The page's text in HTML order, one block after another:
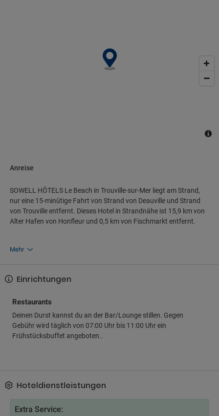
Anreise
SOWELL HÔTELS Le Beach in Trouville-sur-Mer liegt am Strand,
nur eine 15-minütige Fahrt von Strand von Deauville und Strand
von Trouville entfernt. Dieses Hotel in Strandnähe ist 15,9 km von
Alter Hafen von Honfleur und 0,5 km von Fischmarkt entfernt.
Mehr
Einrichtungen
Restaurants
Deinen Durst kannst du an der Bar/Lounge stillen. Gegen
Gebühr wird täglich von 07:00 Uhr bis 11:00 Uhr ein
Frühstücksbuffet angeboten..
Hoteldienstleistungen
Extra Service: